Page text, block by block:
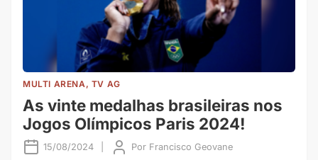
MULTI ARENA, TV AG
As vinte medalhas brasileiras nos
Jogos Olímpicos Paris 2024!
15/08/2024 Por Francisco Geovane